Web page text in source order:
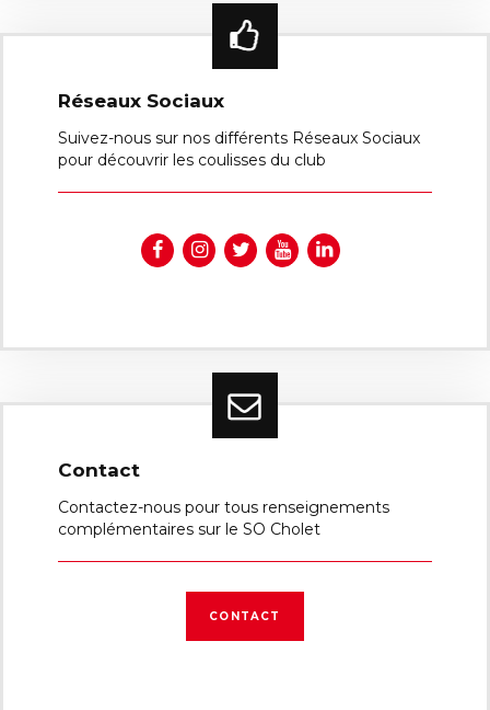
Réseaux Sociaux
Suivez-nous sur nos différents Réseaux Sociaux
pour découvrir les coulisses du club
Contact
Contactez-nous pour tous renseignements
complémentaires sur le SO Cholet
CONTACT